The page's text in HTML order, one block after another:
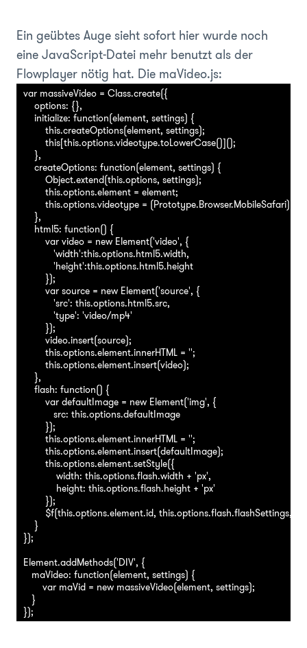
Ein geübtes Auge sieht sofort hier wurde noch
eine JavaScript-Datei mehr benutzt als der
Flowplayer nötig hat. Die maVideo.js:
var massiveVideo = Class.create({
    options: {},
    initialize: function(element, settings) {
        this.createOptions(element, settings);
        this[this.options.videotype.toLowerCase()]();
    },
    createOptions: function(element, settings) {
        Object.extend(this.options, settings);
        this.options.element = element;
this.options.videotype = (Prototype.Browser.MobileSafari) ?
    },
    html5: function() {
        var video = new Element('video', {
           'width':this.options.html5.width,
           'height':this.options.html5.height
        });
        var source = new Element('source', {
           'src': this.options.html5.src,
           'type': 'video/mp4'
        });
        video.insert(source);
        this.options.element.innerHTML = '';
        this.options.element.insert(video);
    },
    flash: function() {
        var defaultImage = new Element('img', {
           src: this.options.defaultImage
        });
        this.options.element.innerHTML = '';
        this.options.element.insert(defaultImage);
        this.options.element.setStyle({
            width: this.options.flash.width + 'px',
            height: this.options.flash.height + 'px'
        });
$f(this.options.element.id,
    }
});
Element.addMethods('DIV', {
   maVideo: function(element, settings) {
       var maVid = new massiveVideo(element, settings);
   }